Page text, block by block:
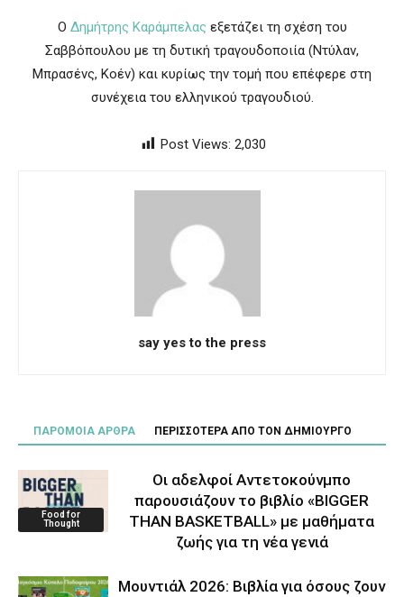
Ο Δημήτρης Καράμπελας εξετάζει τη σχέση του
Σαββόπουλου με τη δυτική τραγουδοποιία (Ντύλαν,
Μπρασένς, Κοέν) και κυρίως την τομή που επέφερε στη
συνέχεια του ελληνικού τραγουδιού.
Post Views: 2,030
say yes to the press
ΠΑΡΟΜΟΙΑ ΑΡΘΡΑ ΠΕΡΙΣΣΟΤΕΡΑ ΑΠΟ ΤΟΝ ΔΗΜΙΟΥΡΓΟ
Food for
Thought
Οι αδελφοί Αντετοκούνμπο
παρουσιάζουν το βιβλίο «BIGGER
THAN BASKETBALL» με μαθήματα
ζωής για τη νέα γενιά
Μουντιάλ 2026: Βιβλία για όσους ζουν